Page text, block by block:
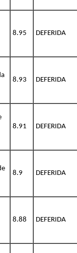
8.95 DEFERIDA
8.93 DEFERIDA
8.91 DEFERIDA
8.9 DEFERIDA
8.88 DEFERIDA